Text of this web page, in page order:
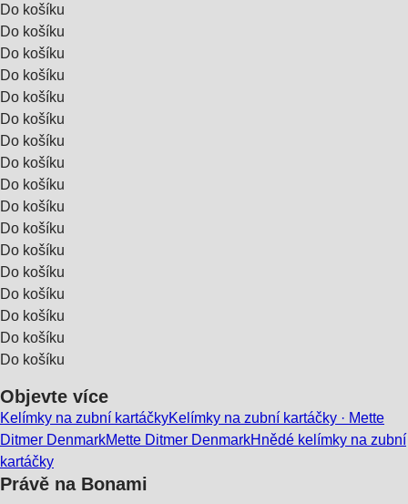
Do košíku
Do košíku
Do košíku
Do košíku
Do košíku
Do košíku
Do košíku
Do košíku
Do košíku
Do košíku
Do košíku
Do košíku
Do košíku
Do košíku
Do košíku
Do košíku
Do košíku
Objevte více
Kelímky na zubní kartáčkyKelímky na zubní kartáčky · Mette
Ditmer DenmarkMette Ditmer DenmarkHnědé kelímky na zubní
kartáčky
Právě na Bonami